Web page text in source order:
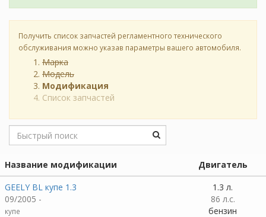
Получить список запчастей регламентного технического
обслуживания можно указав параметры вашего автомобиля.
Марка
Модель
Модификация
Список запчастей
Название модификации
Двигатель
GEELY BL купе 1.3
09/2005 -
купе
1.3 л.
86 л.с.
бензин